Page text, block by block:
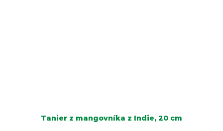
Tanier z mangovníka z Indie, 20 cm